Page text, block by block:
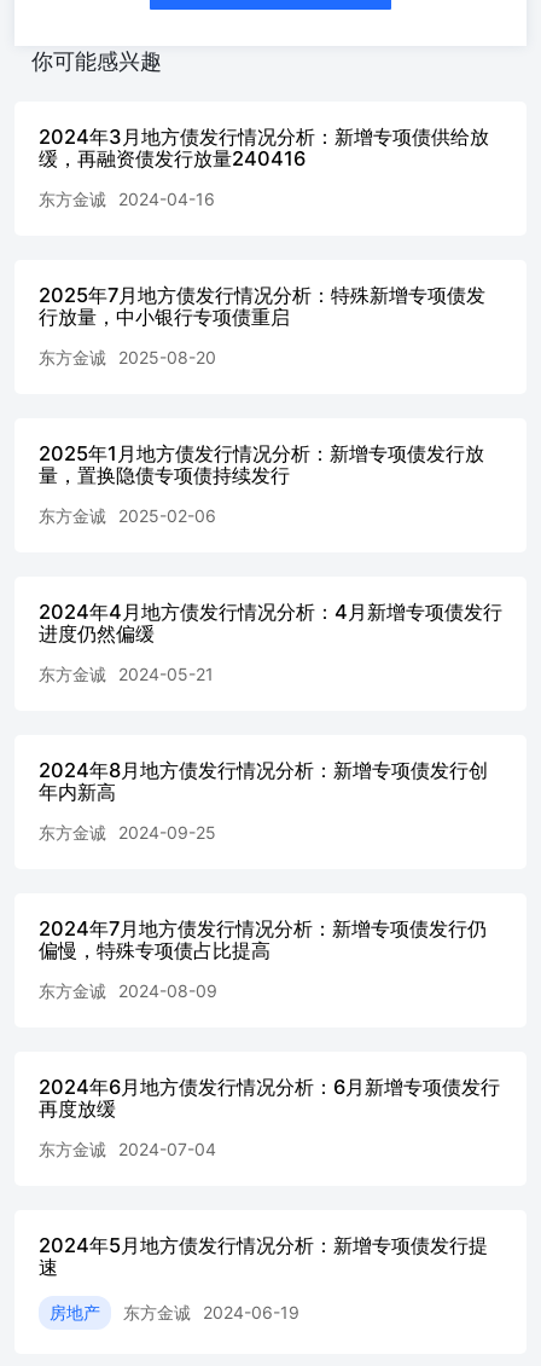
新增一般债发行量1042亿元，环比减少372亿元，但同比增
加421亿元；再融资债发行量1523亿元，环比、同比分别减
元，为贵州省发行。 1-9月累计，新增专项债发行35993亿
元，同比增加1507亿元，发行量占全年新增专项债限额的
亿元，同比减少317亿元；再融资债发行24717亿元，同比减
动，债市整体仍处牛市环境，10年期国债收益率月均值较8
月下行7bp。在此背景下，当月地方债加权平均发行利率环
比下行9.41bps至2.15%，各期限发行利率全线下行，中短端
下行幅度更大。具体看，9月1年期、2年期、3年期、5年
（三）发行利差 9月各期限地方债发行利差有涨有跌，其
中，2年期、3年期、5年期、20年期地方债发行利差环比分
别收窄0.20bps、1.58bps、5.63bps和0.30bps；1年期、7年
14.52bps和11.71bps；月底国债收益率受稳增长政策加码以
及股市大涨等因素影响快速上行，天津、深圳等省市地方债
发行利差被动大幅收窄。 （四）发行期限 从发行期限看，
9月地方政府债加权平均发行期限为15.05年，较8月拉长
行期限环比分别拉长0.50年和2.65年至9.09年和11.44年，新
增专项债发行期限则环比缩短0.95年至16.18年。 从期限结
比较上月分别提升0.94pct、2.67pct、0.12pct和2.39pct；5年
（五）募集资金用途 从新增专项债的募集资金用途来看，
基建领域仍是主要发力点。9月新增专项债募集资金投向“市
政和产业园区基础设施”的规模为2060亿元，“交通基础设
施”1710亿元、“民生服务”932亿元，投向这三个领域的资金
2.0pct。其他投向中，9月投向“棚户区改造”、“土地储
备”、“新型基础设施”和“文化旅游”的资金占比较8月提升
5.7pct、0.6pct、0.6pct和0.5pct；投向“农林水利”、“其
为“市政和产业园区基础设施”、“交通基础设施”和“民生服
个省市发行特殊新增专项债（未披露“一案两书”），合计规
模3011.24亿元，其中湖北、四川和安徽发行规模位居前
你可能感兴趣
2024年3月地方债发行情况分析：新增专项债供给放
缓，再融资债发行放量240416
东方金诚 2024-04-16
2025年7月地方债发行情况分析：特殊新增专项债发
行放量，中小银行专项债重启
东方金诚 2025-08-20
2025年1月地方债发行情况分析：新增专项债发行放
量，置换隐债专项债持续发行
东方金诚 2025-02-06
2024年4月地方债发行情况分析：4月新增专项债发行
进度仍然偏缓
东方金诚 2024-05-21
2024年8月地方债发行情况分析：新增专项债发行创
年内新高
东方金诚 2024-09-25
2024年7月地方债发行情况分析：新增专项债发行仍
偏慢，特殊专项债占比提高
东方金诚 2024-08-09
2024年6月地方债发行情况分析：6月新增专项债发行
再度放缓
东方金诚 2024-07-04
2024年5月地方债发行情况分析：新增专项债发行提
速
房地产 东方金诚 2024-06-19